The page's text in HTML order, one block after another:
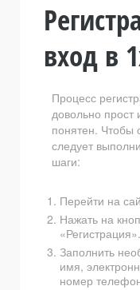
вход в
Процесс
довольно прост
понятен. Чтобы
следует
шаги:
Перейти на
Нажать на
«Регистрация».
Заполнить
имя,
номер